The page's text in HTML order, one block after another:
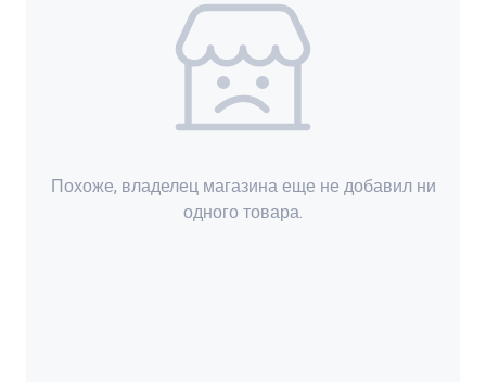
Похоже, владелец магазина еще не добавил ни
одного товара.